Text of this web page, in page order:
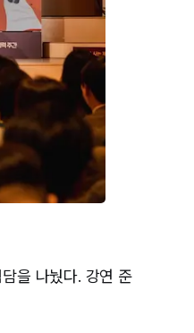
을 나눴다. 강연 준